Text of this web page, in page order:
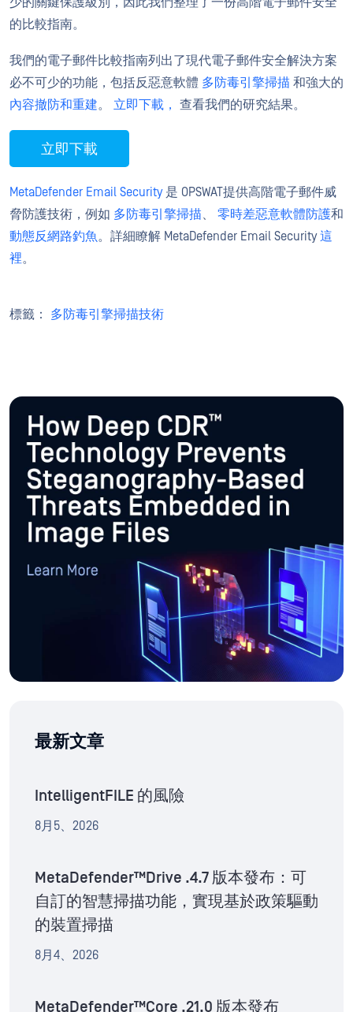
的比較指南。
我們的電子郵件比較指南列出了現代電子郵件安全解決方案
必不可少的功能，包括反惡意軟體 多防毒引擎掃描 和強大的
內容撤防和重建。 立即下載， 查看我們的研究結果。
立即下載
MetaDefender Email Security是 OPSWAT提供高階電子郵件威
脅防護技術，例如 多防毒引擎掃描、 零時差惡意軟體防護和
動態反網路釣魚。詳細瞭解 MetaDefender Email Security這
裡。
標籤： 多防毒引擎掃描技術
最新文章
IntelligentFILE 的風險
8月5、2026
MetaDefender™Drive .4.7 版本發布：可
自訂的智慧掃描功能，實現基於政策驅動
的裝置掃描
8月4、2026
MetaDefender™Core .21.0 版本發布